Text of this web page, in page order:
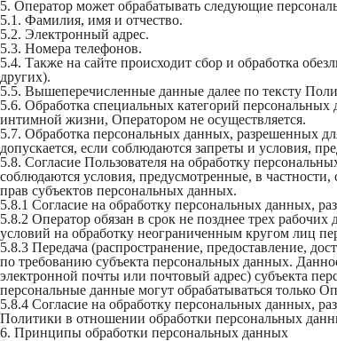
5. Оператор может обрабатывать следующие
5.1. Фамилия, имя и отчество.
5.2. Электронный адрес.
5.3. Номера телефонов.
5.4. Также на сайте происходит сбор и обработка
других).
5.5. Вышеперечисленные данные далее по тексту
5.6. Обработка специальных категорий
интимной жизни, Оператором не осуществляется.
5.7. Обработка персональных данных, разрешенных
допускается, если соблюдаются запреты и условия,
5.8. Согласие Пользователя на обработку
соблюдаются условия, предусмотренные, в
прав субъектов персональных данных.
5.8.1 Согласие на обработку персональных данных,
5.8.2 Оператор обязан в срок не позднее трех
условий на обработку неограниченным кругом лиц
5.8.3 Передача (распространение, предоставление,
по требованию субъекта персональных данных.
электронной почты или почтовый адрес) субъекта
персональные данные могут обрабатываться только
5.8.4 Согласие на обработку персональных данных,
Политики в отношении обработки персональных
6. Принципы обработки персональных данных